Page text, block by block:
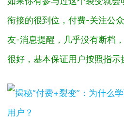
衔接的很到位，付费-关注公
友-消息提醒，几乎没有断档
很好，基本保证用户按照指示